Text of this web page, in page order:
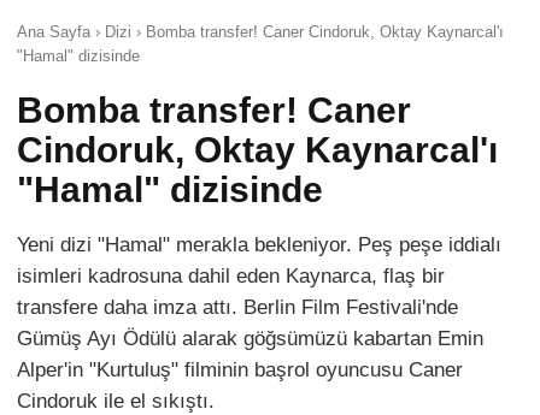
Ana Sayfa › Dizi › Bomba transfer! Caner Cindoruk, Oktay Kaynarcal'ı
"Hamal" dizisinde
Bomba transfer! Caner
Cindoruk, Oktay Kaynarcal'ı
"Hamal" dizisinde
Yeni dizi "Hamal" merakla bekleniyor. Peş peşe iddialı
isimleri kadrosuna dahil eden Kaynarca, flaş bir
transfere daha imza attı. Berlin Film Festivali'nde
Gümüş Ayı Ödülü alarak göğsümüzü kabartan Emin
Alper'in "Kurtuluş" filminin başrol oyuncusu Caner
Cindoruk ile el sıkıştı.